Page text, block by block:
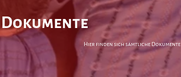
Dokumente
Hier finden sich sämtliche Dokumente